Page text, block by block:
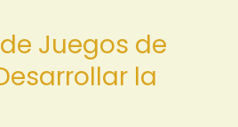
Juegos de
la